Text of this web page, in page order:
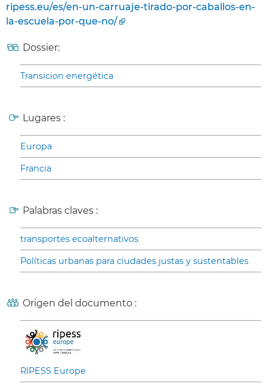
ripess.eu/es/en-un-carruaje-tirado-por-caballos-en-
la-escuela-por-que-no/
Dossier:
Transicion energética
Lugares :
Europa
Francia
Palabras claves :
transportes ecoalternativos
Políticas urbanas para ciudades justas y sustentables
Origen del documento :
RIPESS Europe